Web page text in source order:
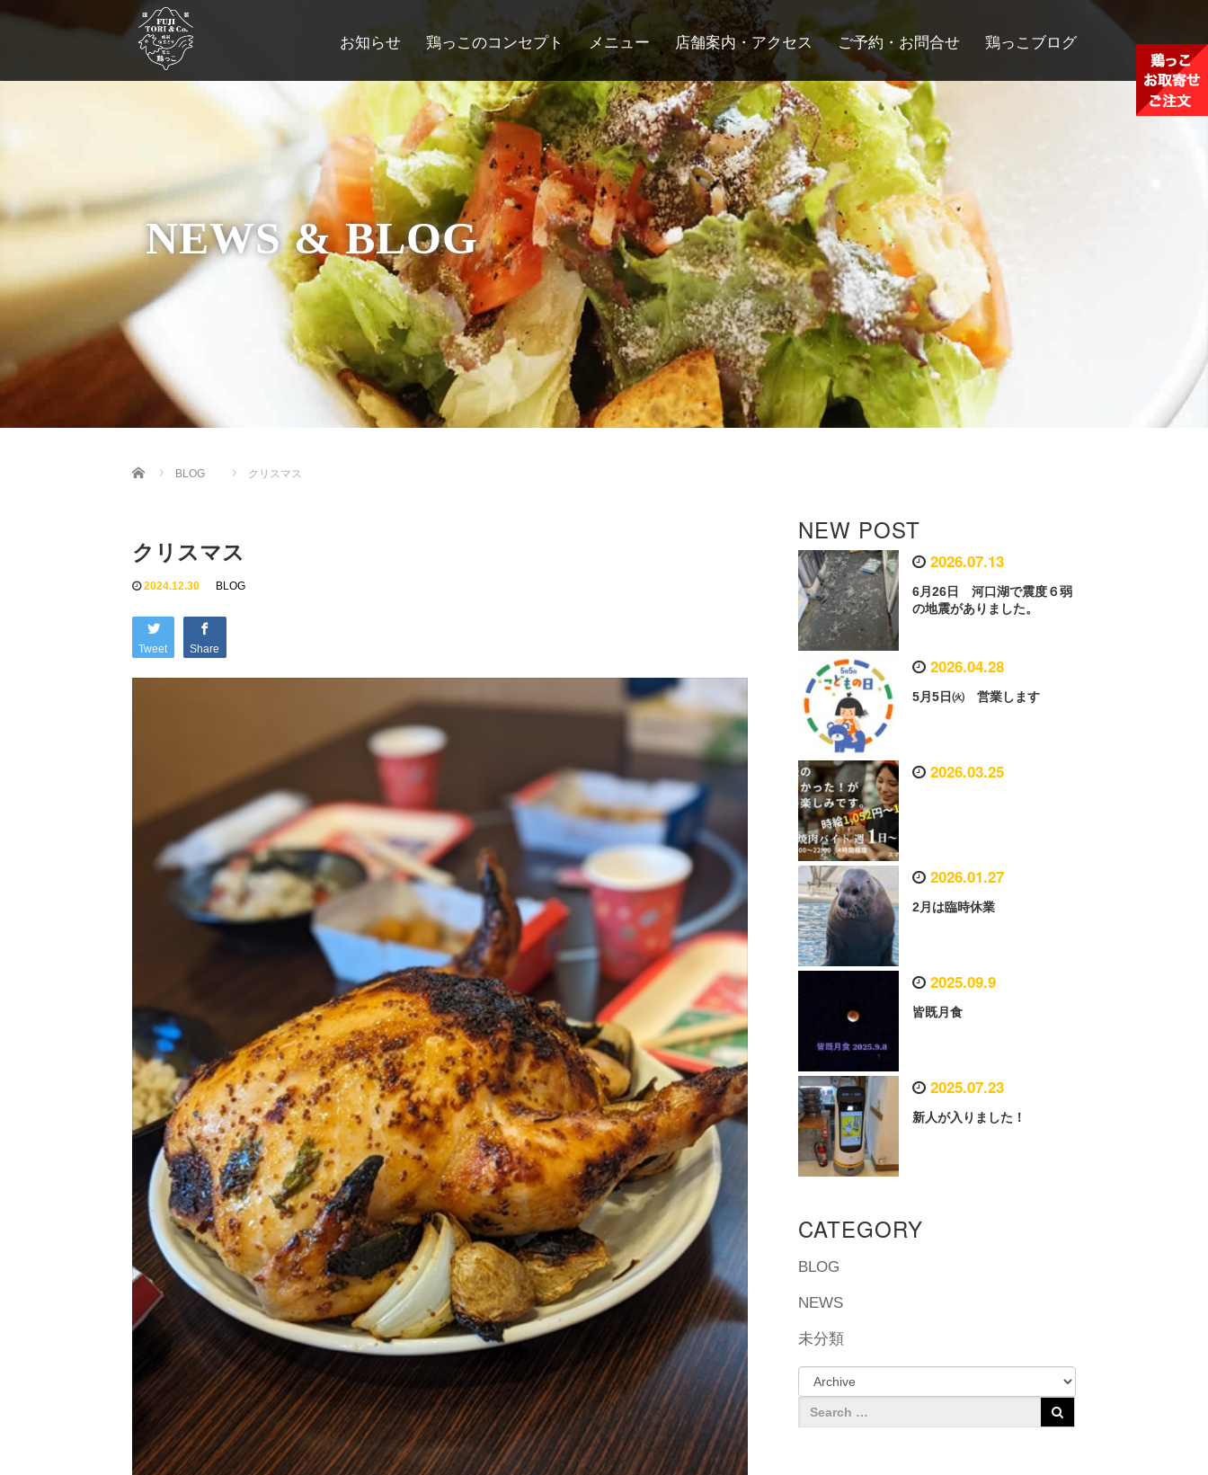
お知らせ 鶏っこのコンセプト メニュー 店舗案内・アクセス ご予約・お問合せ 鶏っこブログ
NEWS & BLOG
Home BLOG クリスマス
クリスマス
2024.12.30 BLOG
Tweet Share
NEW POST
2026.07.13
6月26日 河口湖で震度６弱
の地震がありました。
2026.04.28
5月5日㈫ 営業します
2026.03.25
2026.01.27
2月は臨時休業
2025.09.9
皆既月食
2025.07.23
新人が入りました！
CATEGORY
BLOG
NEWS
未分類